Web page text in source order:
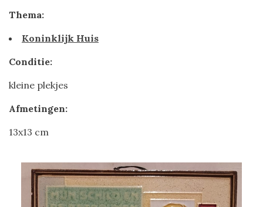
Thema:
Koninklijk Huis
Conditie:
kleine plekjes
Afmetingen:
13x13 cm